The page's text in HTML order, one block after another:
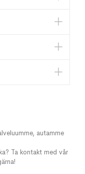
autamme
Ta kontakt med vår